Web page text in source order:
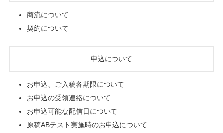
商流について
契約について
申込について
お申込、ご入稿各期限について
お申込の受領連絡について
お申込可能な配信日について
原稿ABテスト実施時のお申込について